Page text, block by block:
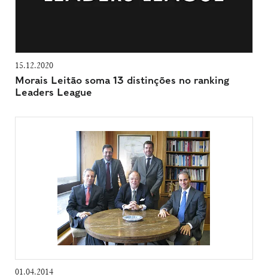
15.12.2020
Morais Leitão soma 13 distinções no ranking
Leaders League
01.04.2014